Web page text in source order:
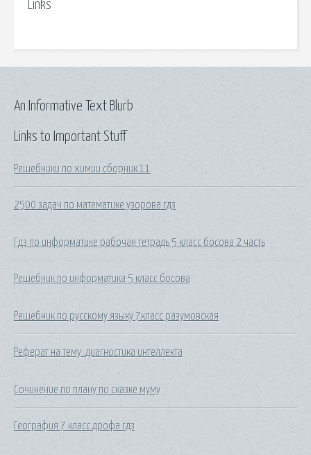
Links
Links to Important Stuff
Решебники по химии сборник 11
2500 задач по математике узорова гдз
Гдз по информатике рабочая тетрадь 5 класс босова 2 часть
Решебник по информатика 5 класс босова
Решебник по русскому языку 7класс разумовская
Реферат на тему: диагностика интеллекта
Сочинение по плану по сказке муму
География 7 класс дрофа гдз
An Informative Text Blurb